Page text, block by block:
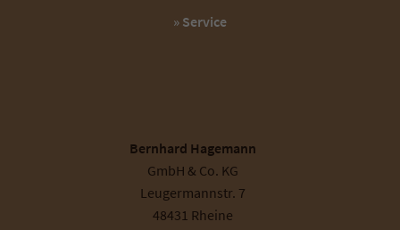
» Service
Bernhard Hagemann
GmbH & Co. KG
Leugermannstr. 7
48431 Rheine